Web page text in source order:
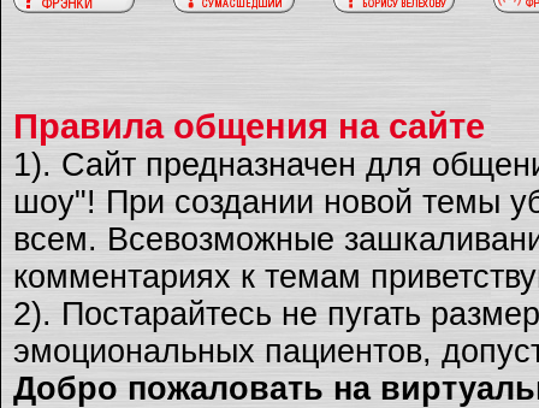
Правила общения на сайте
1). Сайт предназначен для
шоу"! При создании новой темы
всем. Всевозможные
комментариях к темам
2). Постарайтесь не пугать
эмоциональных пациентов,
Добро пожаловать на